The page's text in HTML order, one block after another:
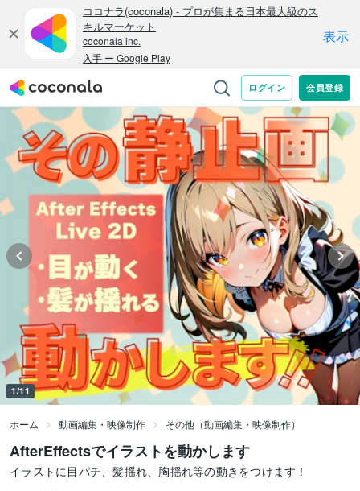
1/11
ホーム 動画編集・映像制作 その他（動画編集・映像制作）
AfterEffectsでイラストを動かします
イラストに目パチ、髪揺れ、胸揺れ等の動きをつけます！